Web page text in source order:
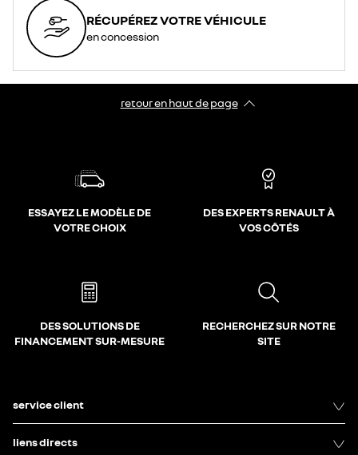
RÉCUPÉREZ VOTRE VÉHICULE
en concession
retour en haut de page​
ESSAYEZ LE MODÈLE DE
VOTRE CHOIX
DES EXPERTS RENAULT À
VOS CÔTÉS
DES SOLUTIONS DE
FINANCEMENT SUR-MESURE
RECHERCHEZ SUR NOTRE
SITE
service client
liens directs